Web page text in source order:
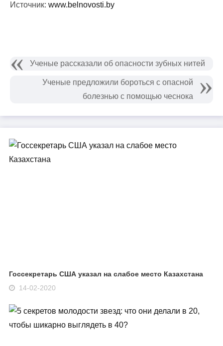
Источник: www.belnovosti.by
Ученые рассказали об опасности зубных нитей
Ученые предложили бороться с опасной
болезнью с помощью чеснока
Госсекретарь США указал на слабое место Казахстана
14-02-2020